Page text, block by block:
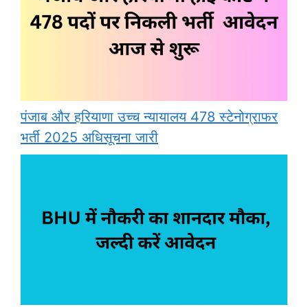
पंजाब और हरियाणा उच्च न्यायालय 478 स्टेनोग्राफर
भर्ती 2025 अधिसूचना जारी